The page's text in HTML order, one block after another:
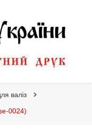
валіз
0024)